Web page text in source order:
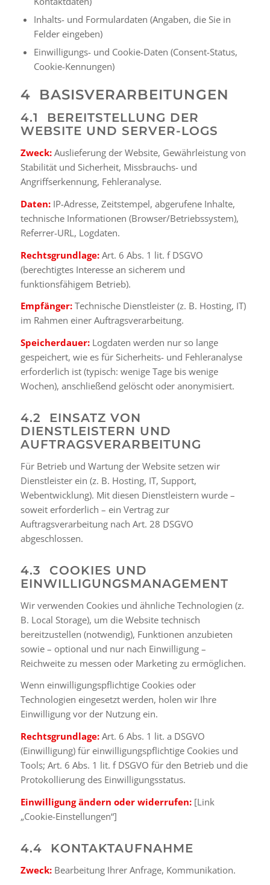
Inhalts- und Formulardaten (Angaben, die Sie in
Felder eingeben)
Einwilligungs- und Cookie-Daten (Consent-Status,
Cookie-Kennungen)
4 BASISVERARBEITUNGEN
4.1 BEREITSTELLUNG DER
WEBSITE UND SERVER-LOGS
Zweck: Auslieferung der Website, Gewährleistung von
Stabilität und Sicherheit, Missbrauchs- und
Angriffserkennung, Fehleranalyse.
Daten: IP-Adresse, Zeitstempel, abgerufene Inhalte,
technische Informationen (Browser/Betriebssystem),
Referrer-URL, Logdaten.
Rechtsgrundlage: Art. 6 Abs. 1 lit. f DSGVO
(berechtigtes Interesse an sicherem und
funktionsfähigem Betrieb).
Empfänger: Technische Dienstleister (z. B. Hosting, IT)
im Rahmen einer Auftragsverarbeitung.
Speicherdauer: Logdaten werden nur so lange
gespeichert, wie es für Sicherheits- und Fehleranalyse
erforderlich ist (typisch: wenige Tage bis wenige
Wochen), anschließend gelöscht oder anonymisiert.
4.2 EINSATZ VON
DIENSTLEISTERN UND
AUFTRAGSVERARBEITUNG
Für Betrieb und Wartung der Website setzen wir
Dienstleister ein (z. B. Hosting, IT, Support,
Webentwicklung). Mit diesen Dienstleistern wurde –
soweit erforderlich – ein Vertrag zur
Auftragsverarbeitung nach Art. 28 DSGVO
abgeschlossen.
4.3 COOKIES UND
EINWILLIGUNGSMANAGEMENT
Wir verwenden Cookies und ähnliche Technologien (z.
B. Local Storage), um die Website technisch
bereitzustellen (notwendig), Funktionen anzubieten
sowie – optional und nur nach Einwilligung –
Reichweite zu messen oder Marketing zu ermöglichen.
Wenn einwilligungspflichtige Cookies oder
Technologien eingesetzt werden, holen wir Ihre
Einwilligung vor der Nutzung ein.
Rechtsgrundlage: Art. 6 Abs. 1 lit. a DSGVO
(Einwilligung) für einwilligungspflichtige Cookies und
Tools; Art. 6 Abs. 1 lit. f DSGVO für den Betrieb und die
Protokollierung des Einwilligungsstatus.
Einwilligung ändern oder widerrufen: [Link
„Cookie-Einstellungen“]
4.4 KONTAKTAUFNAHME
Zweck: Bearbeitung Ihrer Anfrage, Kommunikation.